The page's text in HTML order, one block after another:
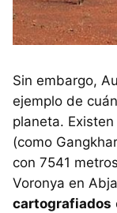
Sin embargo,
ejemplo de
planeta. Existen
(como
con 7541
Voronya en
cartografiados